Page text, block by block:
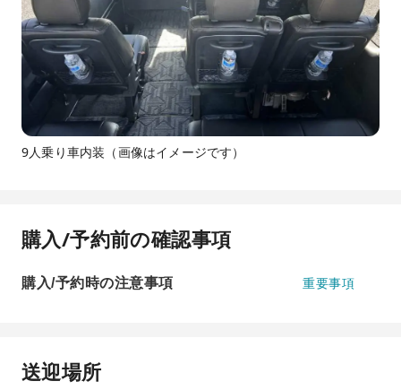
9人乗り車内装（画像はイメージです）
購入/予約前の確認事項
購入/予約時の注意事項 重要事項
送迎場所